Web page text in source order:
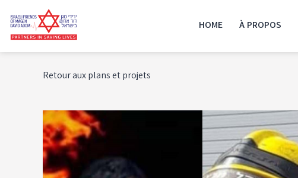
HOME À PROPOS
Retour aux plans et projets